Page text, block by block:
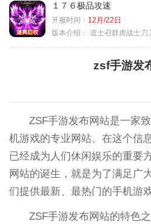
１７６极品攻速
开服时间： 12月/22日
版本介绍： 道士召群虎战士刀
zsf手游发
ZSF手游发布网站是一家
机游戏的专业网站。在这个信
已经成为人们休闲娱乐的重要
网站的诞生，就是为了满足广
们提供最新、最热门的手机游戏
ZSF手游发布网站的特色